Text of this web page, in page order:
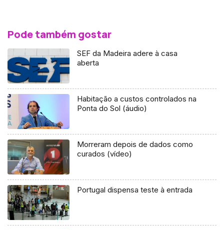
Pode também gostar
SEF da Madeira adere à casa
aberta
Habitação a custos controlados na
Ponta do Sol (áudio)
Morreram depois de dados como
curados (vídeo)
Portugal dispensa teste à entrada